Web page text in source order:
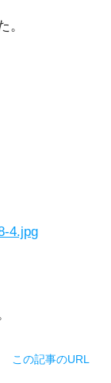
。
この記事のURL